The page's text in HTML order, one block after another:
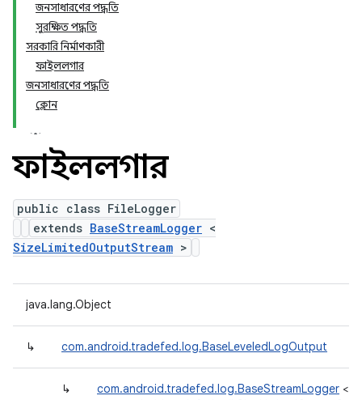
জনসাধারণের পদ্ধতি
সুরক্ষিত পদ্ধতি
সরকারি নির্মাণকারী
ফাইললগার
জনসাধারণের পদ্ধতি
ক্লোন
ফাইললগার
public class FileLogger
extends BaseStreamLogger <
SizeLimitedOutputStream >
java.lang.Object
↳ com.android.tradefed.log.BaseLeveledLogOutput
↳ com.android.tradefed.log.BaseStreamLogger <